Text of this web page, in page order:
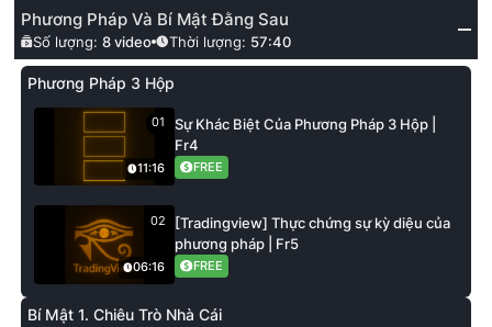
Phương Pháp Và Bí Mật Đằng Sau
Số lượng:8 video Thời lượng: 57:40
Phương Pháp 3 Hộp
01
11:16
Sự Khác Biệt Của Phương Pháp 3 Hộp |
Fr4
FREE
02
06:16
[Tradingview] Thực chứng sự kỳ diệu của
phương pháp | Fr5
FREE
Bí Mật 1. Chiêu Trò Nhà Cái